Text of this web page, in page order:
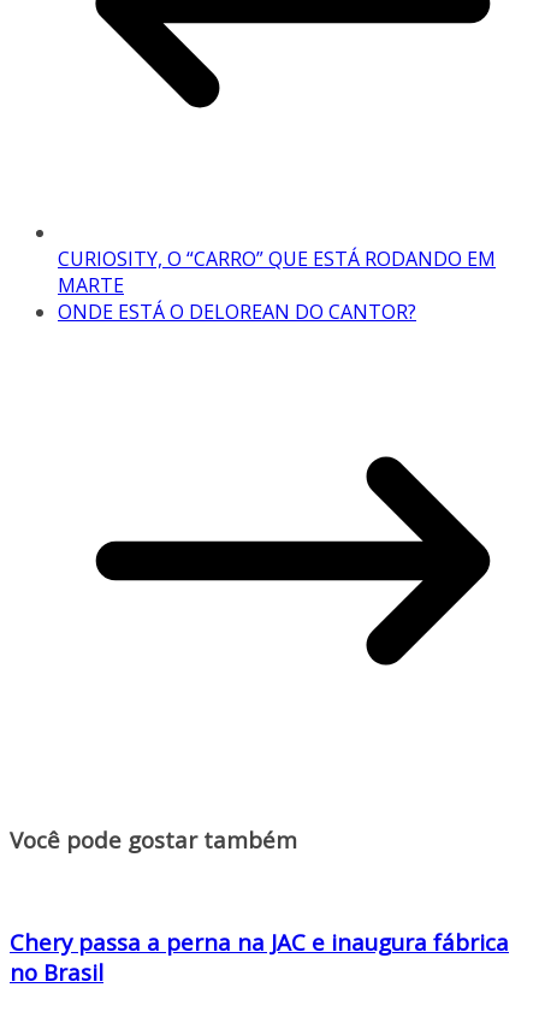
CURIOSITY, O “CARRO” QUE ESTÁ RODANDO EM
MARTE
ONDE ESTÁ O DELOREAN DO CANTOR?
Você pode gostar também
Chery passa a perna na JAC e inaugura fábrica
no Brasil